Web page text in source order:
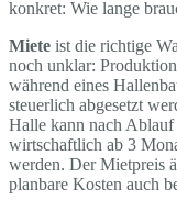
konkret: Wie lange
Miete ist die richtige
noch unklar:
während eines
steuerlich abgesetzt
Halle kann nach
wirtschaftlich ab 3
werden. Der Mietpreis
planbare Kosten auch